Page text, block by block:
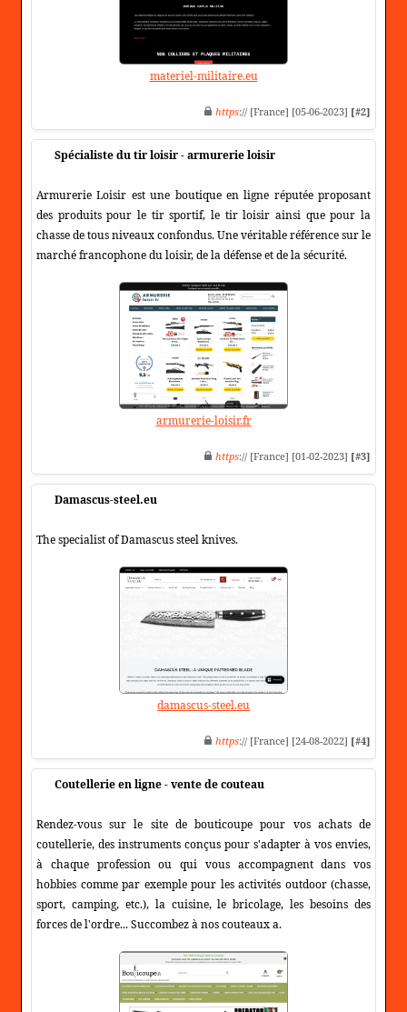
materiel-militaire.eu
https:// [France] [05-06-2023] [#2]
Spécialiste du tir loisir - armurerie loisir
Armurerie Loisir est une boutique en ligne réputée proposant
des produits pour le tir sportif, le tir loisir ainsi que pour la
chasse de tous niveaux confondus. Une véritable référence sur le
marché francophone du loisir, de la défense et de la sécurité.
armurerie-loisir.fr
https:// [France] [01-02-2023] [#3]
Damascus-steel.eu
The specialist of Damascus steel knives.
damascus-steel.eu
https:// [France] [24-08-2022] [#4]
Coutellerie en ligne - vente de couteau
Rendez-vous sur le site de bouticoupe pour vos achats de
coutellerie, des instruments conçus pour s'adapter à vos envies,
à chaque profession ou qui vous accompagnent dans vos
hobbies comme par exemple pour les activités outdoor (chasse,
sport, camping, etc.), la cuisine, le bricolage, les besoins des
forces de l'ordre... Succombez à nos couteaux a.